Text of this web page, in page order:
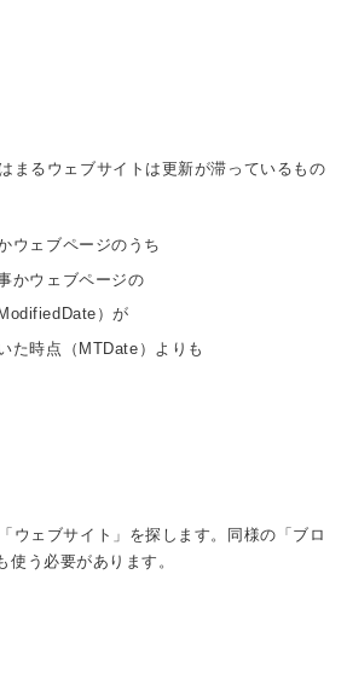
まるウェブサイトは更新が滞っているもの
ウェブページのうち
かウェブページの
）が
た時点（MTDate）よりも
ウェブサイト」を探します。同様の「ブロ
う必要があります。